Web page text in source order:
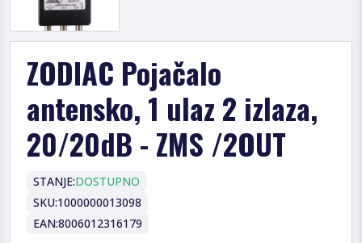
ZODIAC Pojačalo
antensko, 1 ulaz 2 izlaza,
20/20dB - ZMS /2OUT
STANJE:DOSTUPNO
SKU:1000000013098
EAN:8006012316179